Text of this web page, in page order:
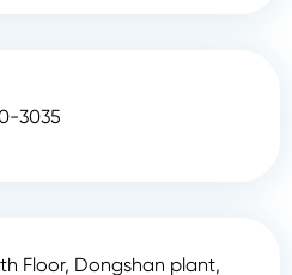
3035
Floor, Dongshan plant,